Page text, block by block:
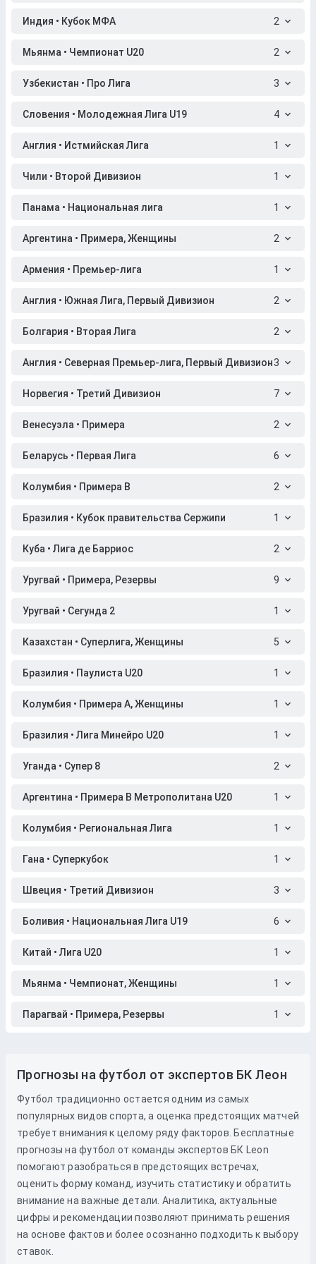
Индия • Кубок МФА 2
Мьянма • Чемпионат U20 2
Узбекистан • Про Лига 3
Словения • Молодежная Лига U19 4
Англия • Истмийская Лига 1
Чили • Второй Дивизион 1
Панама • Национальная лига 1
Аргентина • Примера, Женщины 2
Армения • Премьер-лига 1
Англия • Южная Лига, Первый Дивизион 2
Болгария • Вторая Лига 2
Англия • Северная Премьер-лига, Первый Дивизион3
Норвегия • Третий Дивизион 7
Венесуэла • Примера 2
Беларусь • Первая Лига 6
Колумбия • Примера B 2
Бразилия • Кубок правительства Сержипи 1
Куба • Лига де Барриос 2
Уругвай • Примера, Резервы 9
Уругвай • Сегунда 2 1
Казахстан • Суперлига, Женщины 5
Бразилия • Паулиста U20 1
Колумбия • Примера A, Женщины 1
Бразилия • Лига Минейро U20 1
Уганда • Супер 8 2
Аргентина • Примера B Метрополитана U20 1
Колумбия • Региональная Лига 1
Гана • Суперкубок 1
Швеция • Третий Дивизион 3
Боливия • Национальная Лига U19 6
Китай • Лига U20 1
Мьянма • Чемпионат, Женщины 1
Парагвай • Примера, Резервы 1
Прогнозы на футбол от экспертов БК Леон
Футбол традиционно остается одним из самых
популярных видов спорта, а оценка предстоящих матчей
требует внимания к целому ряду факторов. Бесплатные
прогнозы на футбол от команды экспертов БК Leon
помогают разобраться в предстоящих встречах,
оценить форму команд, изучить статистику и обратить
внимание на важные детали. Аналитика, актуальные
цифры и рекомендации позволяют принимать решения
на основе фактов и более осознанно подходить к выбору
ставок.